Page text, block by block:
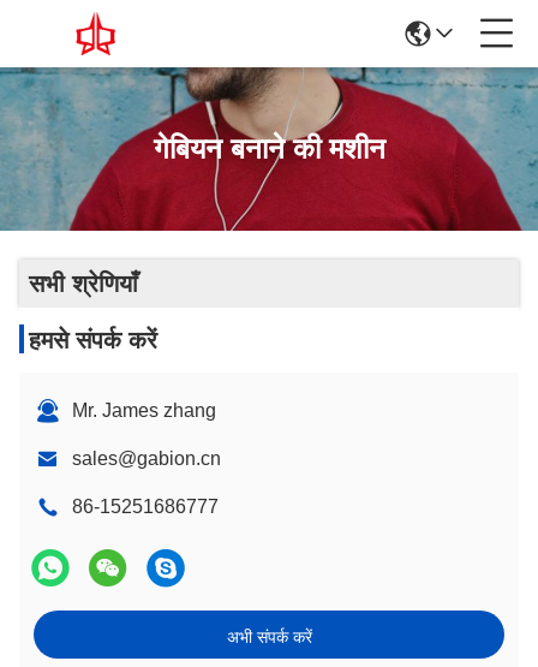
गेबियन बनाने की मशीन
सभी श्रेणियाँ
हमसे संपर्क करें
Mr. James zhang
sales@gabion.cn
86-15251686777
अभी संपर्क करें